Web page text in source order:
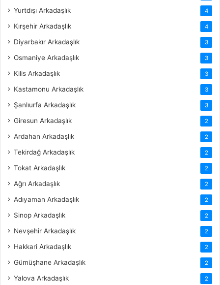
Yurtdışı Arkadaşlık 4
Kırşehir Arkadaşlık 4
Diyarbakır Arkadaşlık 3
Osmaniye Arkadaşlık 3
Kilis Arkadaşlık 3
Kastamonu Arkadaşlık 3
Şanlıurfa Arkadaşlık 3
Giresun Arkadaşlık 2
Ardahan Arkadaşlık 2
Tekirdağ Arkadaşlık 2
Tokat Arkadaşlık 2
Ağrı Arkadaşlık 2
Adıyaman Arkadaşlık 2
Sinop Arkadaşlık 2
Nevşehir Arkadaşlık 2
Hakkari Arkadaşlık 2
Gümüşhane Arkadaşlık 2
Yalova Arkadaşlık 2